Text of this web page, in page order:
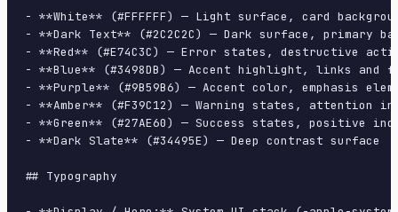
- **White** (#FFFFFF) — Light surface, card
- **Dark Text** (#2C2C2C) — Dark surface, primary
- **Red** (#E74C3C) — Error states, destructive
- **Blue** (#3498DB) — Accent highlight, links and
- **Purple** (#9B59B6) — Accent color, emphasis
- **Amber** (#F39C12) — Warning states, attention
- **Green** (#27AE60) — Success states, positive
- **Dark Slate** (#34495E) — Deep contrast surface
## Typography